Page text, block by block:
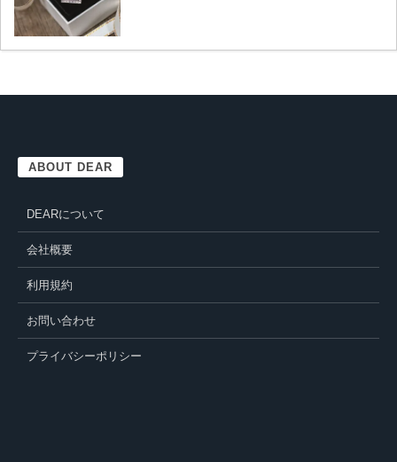
ABOUT DEAR
DEARについて
会社概要
利用規約
お問い合わせ
プライバシーポリシー